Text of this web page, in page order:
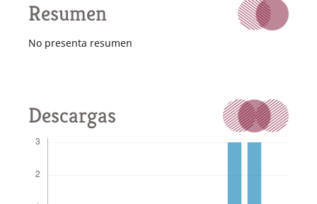
Resumen
No presenta resumen
Descargas